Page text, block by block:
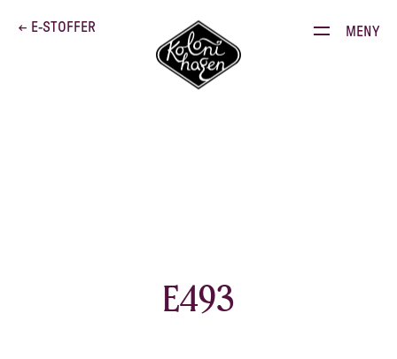
← E-STOFFER MENY
Dette brenner vi for
Produkter
GårdenE493